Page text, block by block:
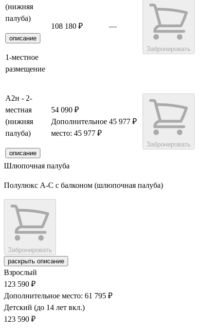
(нижняя
палуба)
описание
1-местное
размещение
108 180 ₽ —
Забронировать
А2н - 2-
местная
(нижняя
палуба)
описание
54 090 ₽
Дополнительное
место: 45 977 ₽
45 977 ₽
Забронировать
Шлюпочная палуба
Полулюкс А-С с балконом (шлюпочная палуба)
Забронировать
раскрыть описание
Взрослый
123 590 ₽
Дополнительное место: 61 795 ₽
Детский (до 14 лет вкл.)
123 590 ₽